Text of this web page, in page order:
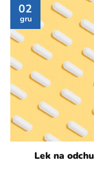
Lek na
02
gru